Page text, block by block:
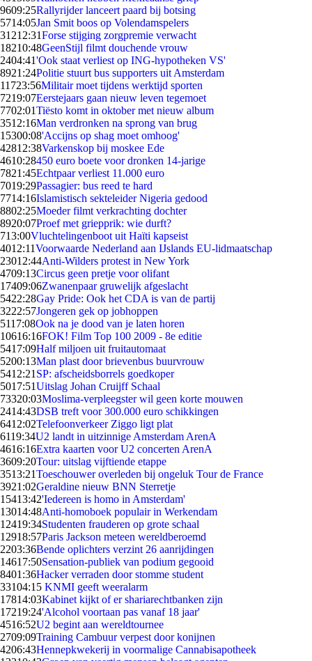
9609:25Rallyrijder lanceert paard bij botsing
5714:05Jan Smit boos op Volendamspelers
31212:31Forse stijging zorgpremie verwacht
18210:48GeenStijl filmt douchende vrouw
2404:41'Ook staat verliest op ING-hypotheken VS'
8921:24Politie stuurt bus supporters uit Amsterdam
11723:56Militair moet tijdens werktijd sporten
7219:07Eerstejaars gaan nieuw leven tegemoet
7702:01Tiësto komt in oktober met nieuw album
3512:16Man verdronken na sprong van brug
15300:08'Accijns op shag moet omhoog'
42812:38Varkenskop bij moskee Ede
4610:28450 euro boete voor dronken 14-jarige
7821:45Echtpaar verliest 11.000 euro
7019:29Passagier: bus reed te hard
7714:16Islamistisch sekteleider Nigeria gedood
8802:25Moeder filmt verkrachting dochter
8920:07Proef met griepprik: wie durft?
713:00Vluchtelingenboot uit Haïti kapseist
4012:11Voorwaarde Nederland aan IJslands EU-lidmaatschap
23012:44Anti-Wilders protest in New York
4709:13Circus geen pretje voor olifant
17409:06Zwanenpaar gruwelijk afgeslacht
5422:28Gay Pride: Ook het CDA is van de partij
3222:57Jongeren gek op jobhoppen
5117:08Ook na je dood van je laten horen
10616:16FOK! Film Top 100 2009 - 8e editie
5417:09Half miljoen uit fruitautomaat
5200:13Man plast door brievenbus buurvrouw
5412:21 SP: afscheidsborrels goedkoper
5017:51Uitslag Johan Cruijff Schaal
73320:03Moslima-verpleegster wil geen korte mouwen
2414:43DSB treft voor 300.000 euro schikkingen
6412:02Telefoonverkeer Ziggo ligt plat
6119:34U2 landt in uitzinnige Amsterdam ArenA
4616:16Extra kaarten voor U2 concerten ArenA
3609:20Tour: uitslag vijftiende etappe
3513:21Toeschouwer overleden bij ongeluk Tour de France
3921:02Geraldine nieuw BNN Sterretje
15413:42'Iedereen is homo in Amsterdam'
13014:48Anti-homoboek populair in Werkendam
12419:34Studenten frauderen op grote schaal
12918:57Paris Jackson meteen wereldberoemd
2203:36Bende oplichters verzint 26 aanrijdingen
14617:50Sensation-publiek van podium gegooid
8401:36Hacker verraden door stomme student
33104:15 KNMI geeft weeralarm
17814:03Kabinet kijkt of er shariarechtbanken zijn
17219:24'Alcohol voortaan pas vanaf 18 jaar'
4516:52U2 begint aan wereldtournee
2709:09Training Cambuur verpest door konijnen
4206:43Hennepkwekerij in voormalige Cannabisapotheek